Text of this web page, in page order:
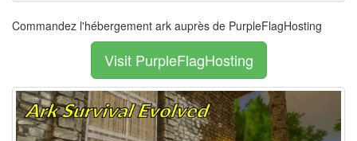
Commandez l'hébergement ark auprès de PurpleFlagHosting
Visit PurpleFlagHosting